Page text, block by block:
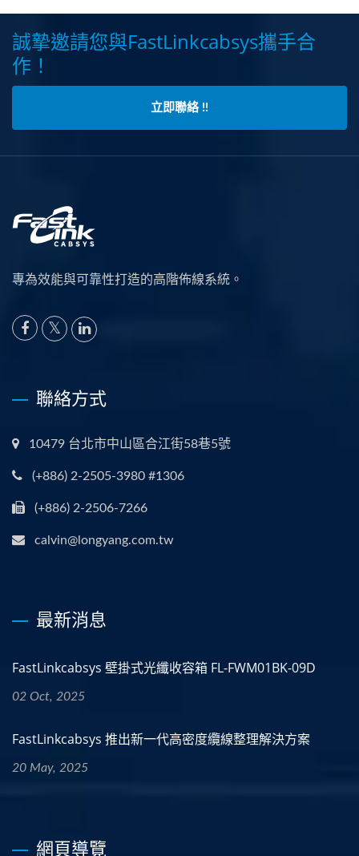
誠摯邀請您與FastLinkcabsys攜手合
作！
立即聯絡 !!
專為效能與可靠性打造的高階佈線系統。
聯絡方式
10479 台北市中山區合江街58巷5號
(+886) 2-2505-3980 #1306
(+886) 2-2506-7266
calvin@longyang.com.tw
最新消息
FastLinkcabsys 壁掛式光纖收容箱 FL-FWM01BK-09D
02 Oct, 2025
FastLinkcabsys 推出新一代高密度纜線整理解決方案
20 May, 2025
網頁導覽